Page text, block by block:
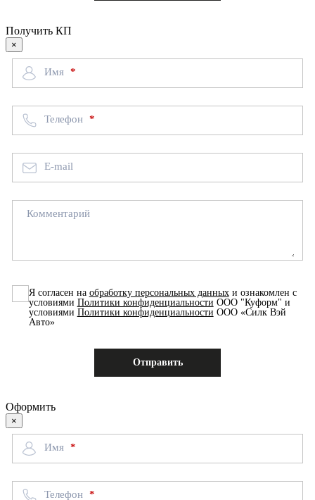
Получить КП
×
Имя
Телефон
E-mail
Комментарий
Я согласен на обработку персональных данныхи ознакомлен с
условиями Политики конфиденциальности ООО "Куформ" и
условиями Политики конфиденциальности ООО «Силк Вэй
Авто»
Оформить
×
Имя
Телефон